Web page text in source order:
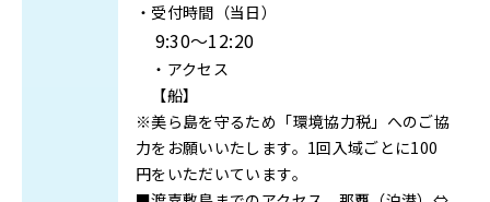
・受付時間（当日）
9:30～12:20
・アクセス
【船】
※美ら島を守るため「環境協力税」へのご協
力をお願いいたします。1回入域ごとに100
円をいただいています。